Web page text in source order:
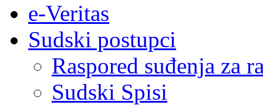
e-Veritas
Sudski postupci
Raspored suđenja za
Sudski Spisi